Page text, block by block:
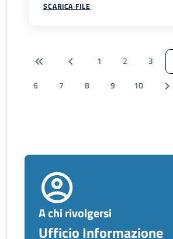
SCARICA FILE
1 2 3
6
7 8 9 10
A chi rivolgersi
Ufficio Informazione